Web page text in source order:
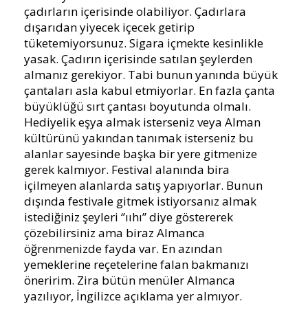
çadırların içerisinde olabiliyor. Çadırlara
dışarıdan yiyecek içecek getirip
tüketemiyorsunuz. Sigara içmekte kesinlikle
yasak. Çadırın içerisinde satılan şeylerden
almanız gerekiyor. Tabi bunun yanında büyük
çantaları asla kabul etmiyorlar. En fazla çanta
büyüklüğü sırt çantası boyutunda olmalı.
Hediyelik eşya almak isterseniz veya Alman
kültürünü yakından tanımak isterseniz bu
alanlar sayesinde başka bir yere gitmenize
gerek kalmıyor. Festival alanında bira
içilmeyen alanlarda satış yapıyorlar. Bunun
dışında festivale gitmek istiyorsanız almak
istediğiniz şeyleri ‘’ııhı’’ diye göstererek
çözebilirsiniz ama biraz Almanca
öğrenmenizde fayda var. En azından
yemeklerine reçetelerine falan bakmanızı
öneririm. Zira bütün menüler Almanca
yazılıyor, İngilizce açıklama yer almıyor.